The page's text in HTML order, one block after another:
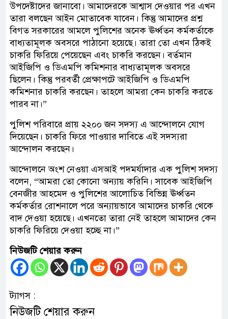
উপদেষ্টাদের জানাবো। আমাদেরকে আশ্বাস দেওয়ার পর এখন
তারা বলছেন আইন মোতাবেক যাবেন। কিন্তু আমাদের প্রশ্ন
বিগত সরকারের আমলে পুলিশের অনেক ঊর্ধ্বতন কর্মকর্তাকে
বাধ্যতামূলক অবসরে পাঠানো হয়েছে। তারা তো এখন ঠিকই
চাকরি ফিরিয়ে পেয়েছেন এবং চাকরি করছেন। বর্তমান
আইজিপি ও ডিএমপি কমিশনার বাধ্যতামূলক অবসরে
ছিলেন। কিন্তু পরবর্তী প্রেক্ষাপটে আইজিপি ও ডিএমপি
কমিশনার চাকরি করছেন। তাহলে আমরা কেন চাকরি করতে
পারব না।”
পুলিশ পরিবারে প্রায় ২২০০ জন সদস্য এ আন্দোলনে যোগ
দিয়েছেন। চাকরি ফিরে পাওয়ার দাবিতে এই সদস্যরা
আন্দোলন করছেন।
আন্দোলনে অংশ নেওয়া এসআই পদমর্যাদার এক পুলিশ সদস্য
বলেন, “আমরা তো কোনো অন্যায় করিনি। সাবেক আইজিপি
বেনজীর আহমেদ ও পুলিশের আলোচিত বিভিন্ন ঊর্ধ্বতন
কর্মকর্তার রোশনালে পরে অন্যায়ভাবে আমাদের চাকরি থেকে
বাদ দেওয়া হয়েছে। এখনতো তারা নেই তাহলে আমাদের কেন
চাকরি ফিরিয়ে দেওয়া হচ্ছে না।”
নিউজটি শেয়ার করুন
ট্যাগস :
নিউজটি শেয়ার করুন